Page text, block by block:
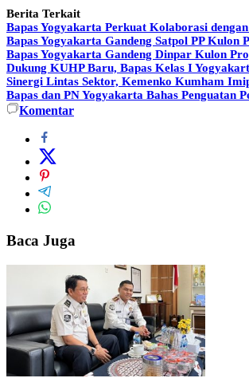
Berita Terkait
Bapas Yogyakarta Perkuat Kolaborasi
Bapas Yogyakarta Gandeng Satpol PP Kulon
Bapas Yogyakarta Gandeng Dinpar Kulon
Dukung KUHP Baru, Bapas Kelas I
Sinergi Lintas Sektor, Kemenko Kumham
Bapas dan PN Yogyakarta Bahas Penguatan
Komentar
Baca Juga